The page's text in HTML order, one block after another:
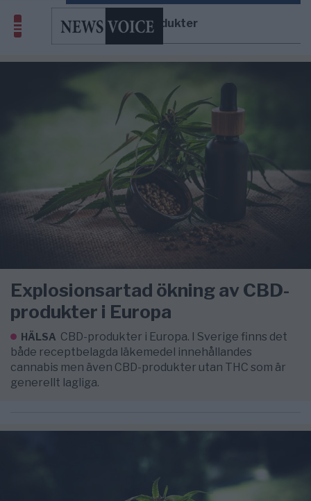
CBD-produkter
Explosionsartad ökning av CBD-
produkter i Europa
HÄLSA CBD-produkter i Europa. I Sverige finns det
både receptbelagda läkemedel innehållandes
cannabis men även CBD-produkter utan THC som är
generellt lagliga.